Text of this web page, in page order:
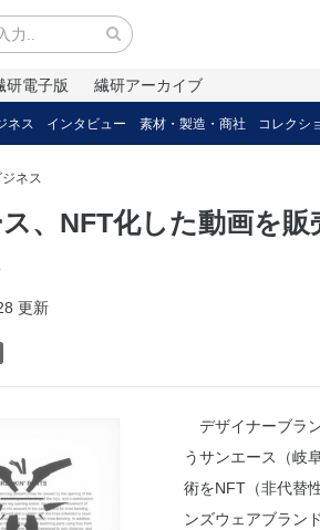
研電子版 繊研アーカイブ
ネス インタビュー 素材・製造・商社 コレクシ
ネス
、NFT化した動画を
更新
デザイナーブラ
うサンエース（岐
術をNFT（非代替
ンズウェアブラン